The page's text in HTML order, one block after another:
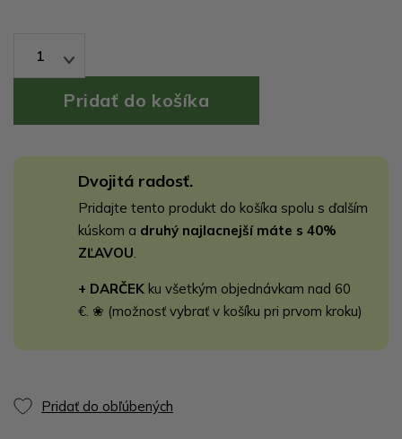
1
Dvojitá radosť.
Pridajte tento produkt do košíka spolu s ďalším
kúskom a druhý najlacnejší máte s 40%
ZĽAVOU
+ DARČEK ku všetkým objednávkam nad 60
€. ❀ (možnosť vybrať v košíku pri prvom kroku)
Pridať do obľúbených